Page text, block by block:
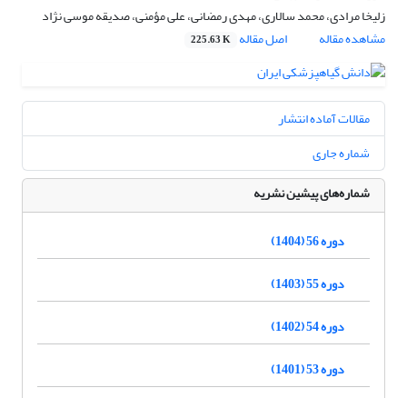
زلیخا مرادی، محمد سالاری، مهدی رمضانی، علی مؤمنی، صدیقه موسی نژاد
مشاهده مقاله
اصل مقاله 225.63 K
مقالات آماده انتشار
شماره جاری
شماره‌های پیشین نشریه
دوره 56 (1404)
دوره 55 (1403)
دوره 54 (1402)
دوره 53 (1401)